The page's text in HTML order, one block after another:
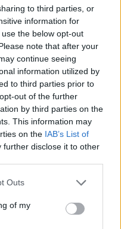
to third parties, or
information for
the below opt-out
note that after your
continue seeing
information utilized by
to third parties prior to
out of the further
by third parties on the
This information may
on the IAB’s List of
further disclose it to other
Outs
of my
V
Starostlivosť o pleť v
lete